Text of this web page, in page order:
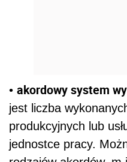
• akordowy system
jest liczba
produkcyjnych lub
jednostce pracy.